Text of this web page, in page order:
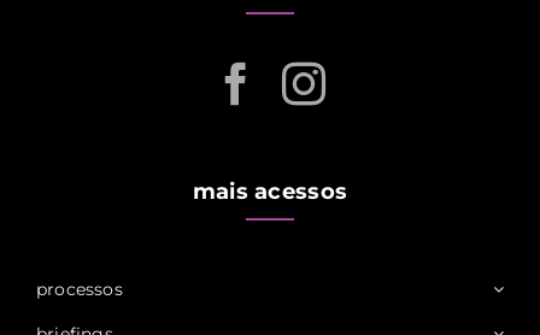
mais acessos
processos